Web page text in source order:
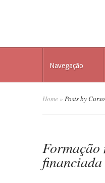
Navegação
Home » Posts by